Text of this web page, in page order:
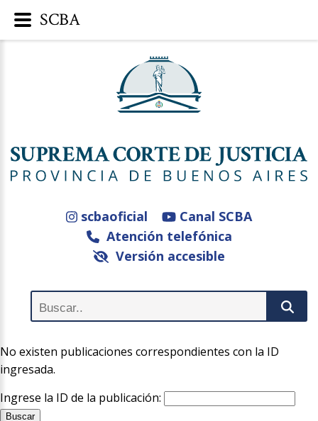
scbaoficial
Canal SCBA
Atención telefónica
Versión accesible
No existen publicaciones correspondientes con la ID
ingresada.
Ingrese la ID de la publicación:
SCBA